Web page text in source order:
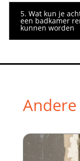
5. Wat kun je
een badkamer
kunnen worden